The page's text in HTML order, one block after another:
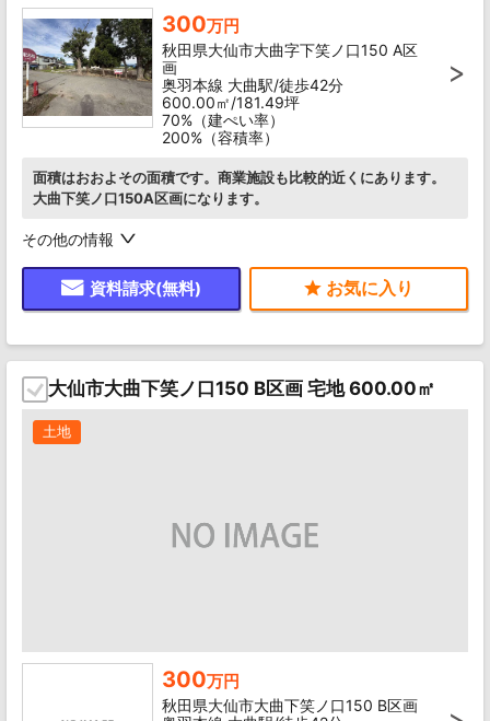
300万円
秋田県大仙市大曲字下笑ノ口150 A区
画
奥羽本線 大曲駅/徒歩42分
600.00㎡/181.49坪
70%（建ぺい率）
200%（容積率）
面積はおおよその面積です。商業施設も比較的近くにあります。
大曲下笑ノ口150A区画になります。
その他の情報
資料請求(無料)
大仙市大曲下笑ノ口150 B区画 宅地 600.00㎡
土地
300万円
秋田県大仙市大曲下笑ノ口150 B区画